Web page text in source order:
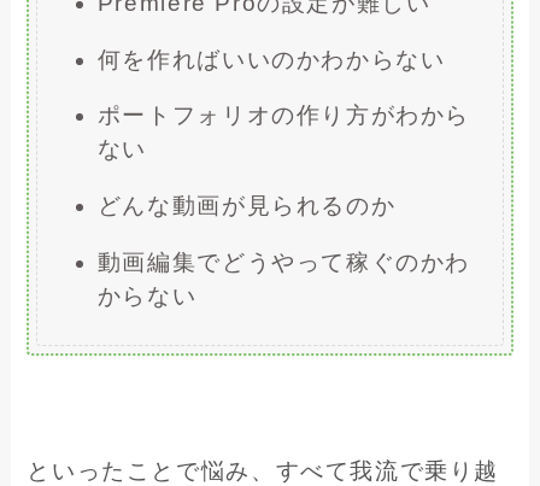
何を作ればいいのかわからない
ポートフォリオの作り方がわから
ない
どんな動画が見られるのか
動画編集でどうやって稼ぐのかわ
からない
といったことで悩み、すべて我流で乗り越